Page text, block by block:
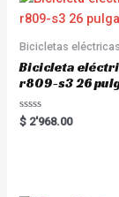
Bicicletas eléctricas
Bicicleta
r809-s3 26
R
a
u
$ 2'968.00